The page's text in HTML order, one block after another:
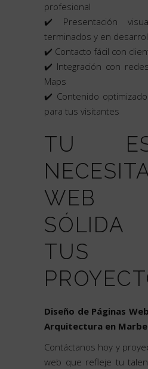
profesional
✔️ Presentación
terminados y en
✔️ Contacto fácil con
✔️ Integración con
Maps
✔️ Contenido
para tus visitantes
TU
WEB
SÓLIDA
TUS
Diseño de Páginas
Arquitectura en
Contáctanos hoy y
web que refleje tu